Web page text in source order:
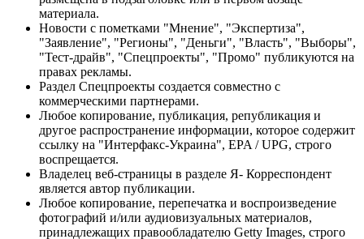
материала.
Новости с пометками "Мнение", "Экспертиза",
"Заявление", "Регионы", "Деньги", "Власть", "Выборы",
"Тест-драйв", "Спецпроекты", "Промо" публикуются на
правах рекламы.
Раздел Спецпроекты создается совместно с
коммерческими партнерами.
Любое копирование, публикация, републикация и
другое распространение информации, которое содержит
ссылку на "Интерфакс-Украина", EPA / UPG, строго
воспрещается.
Владелец веб-страницы в разделе Я- Корреспондент
является автор публикации.
Любое копирование, перепечатка и воспроизведение
фотографий и/или аудиовизуальных материалов,
принадлежащих правообладателю Getty Images, строго